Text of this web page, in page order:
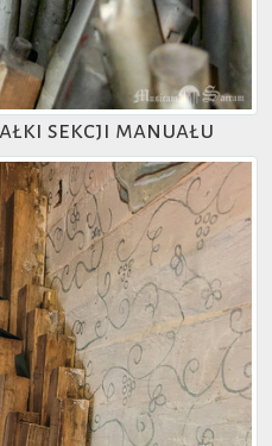
sekcji manuału